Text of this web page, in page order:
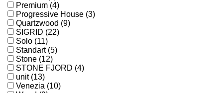
Premium (4)
Progressive House (3)
Quartzwood (9)
SIGRID (22)
Solo (11)
Standart (5)
Stone (12)
STONE FJORD (4)
unit (13)
Venezia (10)